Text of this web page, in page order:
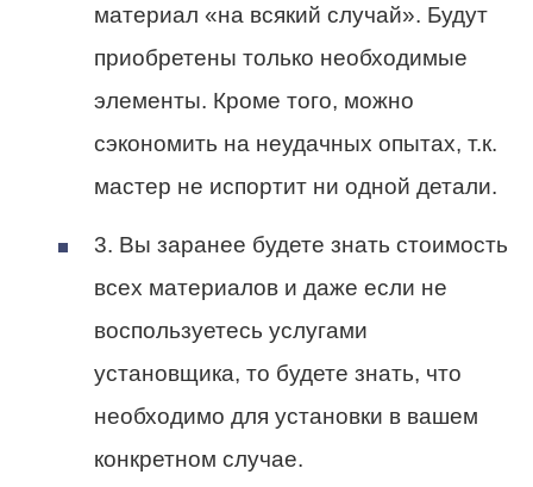
материал «на всякий случай». Будут
приобретены только необходимые
элементы. Кроме того, можно
сэкономить на неудачных опытах, т.к.
мастер не испортит ни одной детали.
3. Вы заранее будете знать стоимость
всех материалов и даже если не
воспользуетесь услугами
установщика, то будете знать, что
необходимо для установки в вашем
конкретном случае.